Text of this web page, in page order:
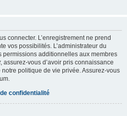
connecter. L’enregistrement ne prend
vos possibilités. L’administrateur du
permissions additionnelles aux membres
assurez-vous d’avoir pris connaissance
politique de vie privée. Assurez-vous
confidentialité